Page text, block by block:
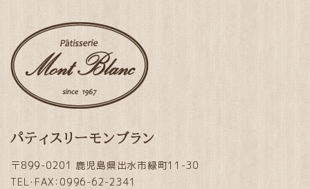
パティスリーモンブラン
〒899-0201 鹿児島県出水市緑町11-30
TEL・FAX：0996-62-2341